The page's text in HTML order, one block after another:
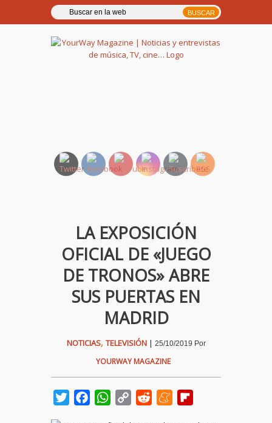
LA EXPOSICIÓN
OFICIAL DE «JUEGO
DE TRONOS» ABRE
SUS PUERTAS EN
MADRID
NOTICIAS, TELEVISIÓN| 25/10/2019 Por
YOURWAY MAGAZINE
TwitterFacebookWhatsApp
Copy
Reddit Meneame